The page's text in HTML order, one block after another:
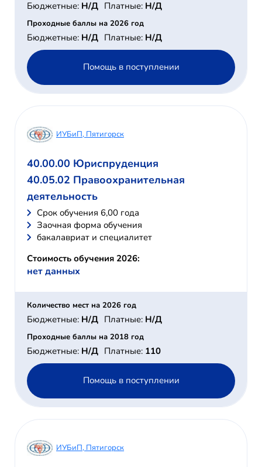
Бюджетные: Н/Д Платные: Н/Д
Проходные баллы на 2026 год
Бюджетные: Н/Д Платные: Н/Д
Помощь в поступлении
ИУБиП, Пятигорск
40.00.00 Юриспруденция
40.05.02 Правоохранительная
деятельность
Cрок обучения 6,00 года
Заочная форма обучения
бакалавриат и специалитет
Стоимость обучения 2026:
нет данных
Количество мест на 2026 год
Бюджетные: Н/Д Платные: Н/Д
Проходные баллы на 2018 год
Бюджетные: Н/Д Платные: 110
Помощь в поступлении
ИУБиП, Пятигорск